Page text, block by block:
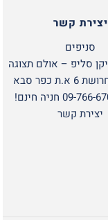
יצירת קשר
סניפים
סליפ – אולם תצוגה
כפר סבא
יצירת קשר